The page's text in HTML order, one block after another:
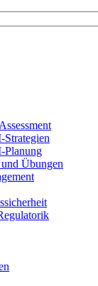
Planung
und Übungen